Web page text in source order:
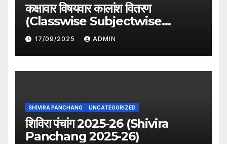
कक्षावार विषयवार कालांश वितरण
(Classwise Subjectwise
period distribution)
17/09/2025 ADMIN
SHIVIRA PANCHANG UNCATEGORIZED
शिविरा पंचांग 2025-26 (Shivira
Panchang 2025-26)